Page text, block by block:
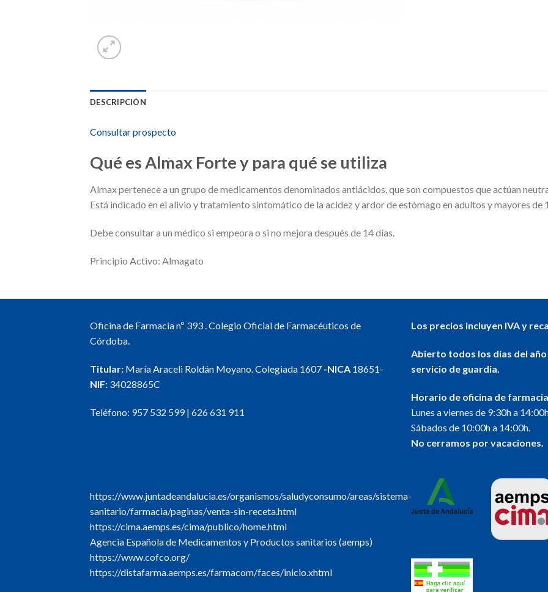
DESCRIPCIÓN
Consultar prospecto
Qué es Almax Forte y para qué se utiliza
Almax pertenece a un grupo de medicamentos denominados antiácidos, que son compuestos que actúan
Está indicado en el alivio y tratamiento sintomático de la acidez y ardor de estómago en adultos y mayores de
Debe consultar a un médico si empeora o si no mejora después de 14 días.
Principio Activo: Almagato
Oficina de Farmacia nº 393 . Colegio Oficial de Farmacéuticos de
Córdoba.
Titular: María Araceli Roldán Moyano. Colegiada 1607 -NICA 18651-
NIF: 34028865C
Teléfono: 957 532 599| 626 631 911
Los precios incluyen IVA y
Abierto todos los días del
servicio de guardia.
Horario de oficina de
Lunes a viernes de 9:30h a
Sábados de 10:00h a 14:00h.
No cerramos por vacaciones.
https://www.juntadeandalucia.es/organismos/saludyconsumo/areas/sistema-
sanitario/farmacia/paginas/venta-sin-receta.html
https://cima.aemps.es/cima/publico/home.html
Agencia Española de Medicamentos y Productos sanitarios (aemps)
https://www.cofco.org/
https://distafarma.aemps.es/farmacom/faces/inicio.xhtml